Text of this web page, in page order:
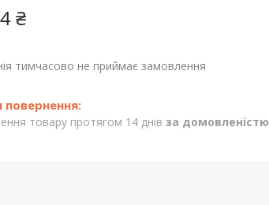
₴
тимчасово не приймає замовлення
товару протягом 14 днів за домовленістю